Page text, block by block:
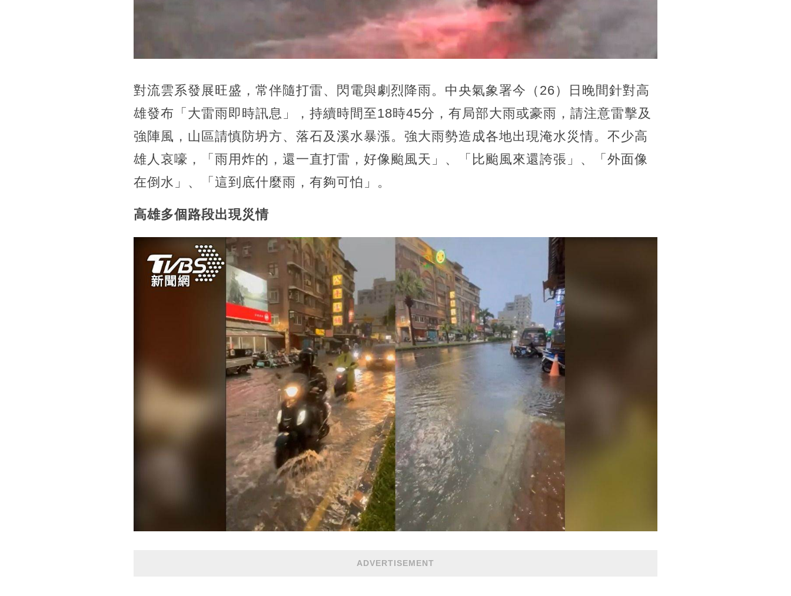
對流雲系發展旺盛，常伴隨打雷、閃電與劇烈降雨。中央氣象署今（26）日晚間針對高
雄發布「大雷雨即時訊息」，持續時間至18時45分，有局部大雨或豪雨，請注意雷擊及
強陣風，山區請慎防坍方、落石及溪水暴漲。強大雨勢造成各地出現淹水災情。不少高
雄人哀嚎，「雨用炸的，還一直打雷，好像颱風天」、「比颱風來還誇張」、「外面像
在倒水」、「這到底什麼雨，有夠可怕」。
高雄多個路段出現災情
ADVERTISEMENT